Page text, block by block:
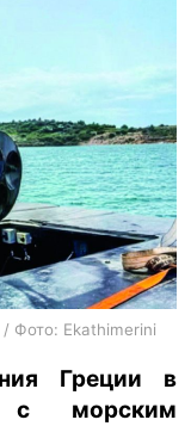
/ Фото: Ekathimerini
Греции в
с морским